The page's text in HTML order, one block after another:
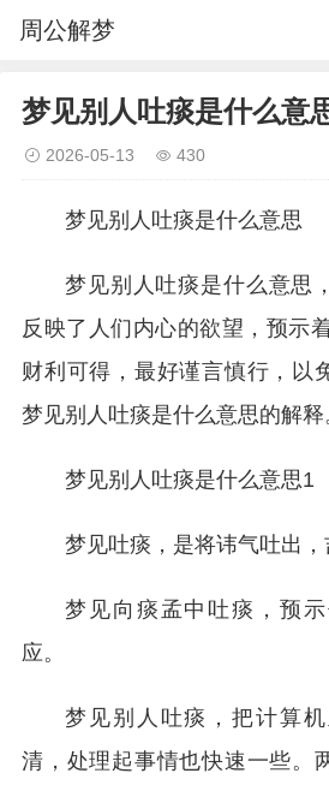
周公解梦
梦见别人吐痰是什么意
2026-05-13 430
梦见别人吐痰是什么意思
梦见别人吐痰是什么意思
反映了人们内心的欲望，预示
财利可得，最好谨言慎行，以
梦见别人吐痰是什么意思的解释
梦见别人吐痰是什么意思1
梦见吐痰，是将讳气吐出，
梦见向痰孟中吐痰，预
应。
梦见别人吐痰，把计算
清，处理起事情也快速一些。